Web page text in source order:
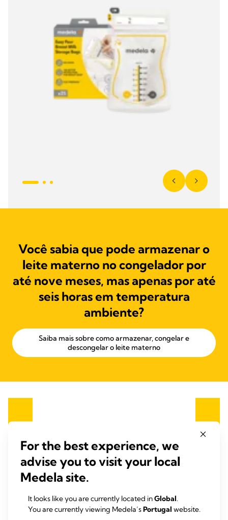
Você sabia que pode armazenar o
leite materno no congelador por
até nove meses, mas apenas por até
seis horas em temperatura
ambiente?
Saiba mais sobre como armazenar, congelar e
descongelar o leite materno
For the best experience, we
advise you to visit your local
Medela site.
It looks like you are currently located inGlobal.
You are currently viewing Medela’sPortugal website.